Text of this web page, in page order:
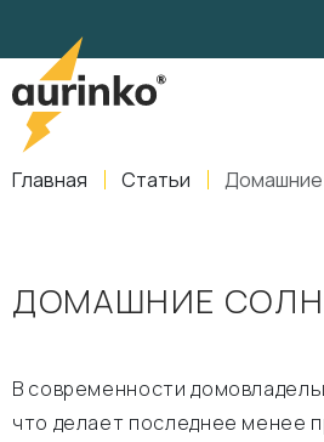
Главная Статьи Домашние
ДОМАШНИЕ
В современности
что делает последнее менее
,Свердловская область
info@aurinkos.com
8-800-770-79-40